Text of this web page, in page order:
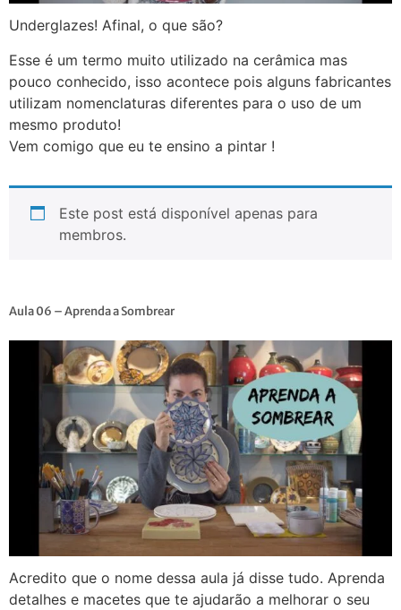
Underglazes! Afinal, o que são?
Esse é um termo muito utilizado na cerâmica mas
pouco conhecido, isso acontece pois alguns fabricantes
utilizam nomenclaturas diferentes para o uso de um
mesmo produto!
Vem comigo que eu te ensino a pintar !
Este post está disponível apenas para
membros.
Aula 06 – Aprenda a Sombrear
Acredito que o nome dessa aula já disse tudo. Aprenda
detalhes e macetes que te ajudarão a melhorar o seu